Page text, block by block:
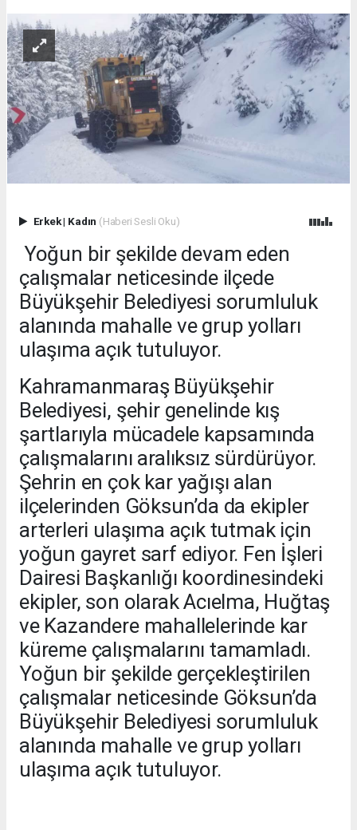
Erkek| Kadın (Haberi Sesli Oku)
Yoğun bir şekilde devam eden
çalışmalar neticesinde ilçede
Büyükşehir Belediyesi sorumluluk
alanında mahalle ve grup yolları
ulaşıma açık tutuluyor.
Kahramanmaraş Büyükşehir
Belediyesi, şehir genelinde kış
şartlarıyla mücadele kapsamında
çalışmalarını aralıksız sürdürüyor.
Şehrin en çok kar yağışı alan
ilçelerinden Göksun’da da ekipler
arterleri ulaşıma açık tutmak için
yoğun gayret sarf ediyor. Fen İşleri
Dairesi Başkanlığı koordinesindeki
ekipler, son olarak Acıelma, Huğtaş
ve Kazandere mahallelerinde kar
küreme çalışmalarını tamamladı.
Yoğun bir şekilde gerçekleştirilen
çalışmalar neticesinde Göksun’da
Büyükşehir Belediyesi sorumluluk
alanında mahalle ve grup yolları
ulaşıma açık tutuluyor.